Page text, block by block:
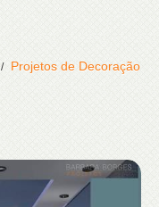
Projetos de Decoração